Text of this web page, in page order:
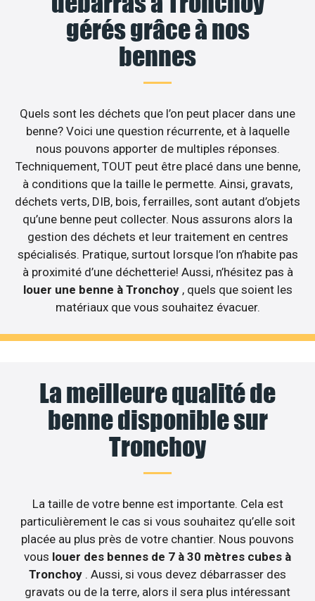
gérés grâce à nos
bennes
Quels sont les déchets que l’on peut placer dans une
benne? Voici une question récurrente, et à laquelle
nous pouvons apporter de multiples réponses.
Techniquement, TOUT peut être placé dans une benne,
à conditions que la taille le permette. Ainsi, gravats,
déchets verts, DIB, bois, ferrailles, sont autant d’objets
qu’une benne peut collecter. Nous assurons alors la
gestion des déchets et leur traitement en centres
spécialisés. Pratique, surtout lorsque l’on n’habite pas
à proximité d’une déchetterie! Aussi, n’hésitez pas à
louer une benne à Tronchoy , quels que soient les
matériaux que vous souhaitez évacuer.
La meilleure qualité de
benne disponible sur
Tronchoy
La taille de votre benne est importante. Cela est
particulièrement le cas si vous souhaitez qu’elle soit
placée au plus près de votre chantier. Nous pouvons
vous louer des bennes de 7 à 30 mètres cubes à
Tronchoy . Aussi, si vous devez débarrasser des
gravats ou de la terre, alors il sera plus intéressant